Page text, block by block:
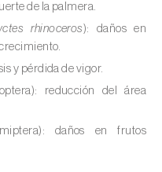
)
spp.)
de la palmera.
rhinoceros ): daños en
y pérdida de vigor.
reducción del área
daños en frutos